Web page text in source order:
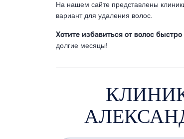
На нашем сайте представлены
вариант для удаления волос.
Хотите избавиться от волос
долгие месяцы!